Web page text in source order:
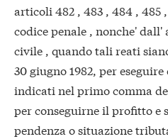
articoli 482 , 483 , 484 , 485
codice penale , nonche' dall'
civile , quando tali reati
30 giugno 1982, per
indicati nel primo comma
per conseguirne il profitto e
pendenza o situazione